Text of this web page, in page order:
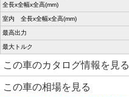
全長x全幅x全高(mm)
室内 全長x全幅x全高(mm)
最高出力
最大トルク
この車のカタログ情報を見る
この車の相場を見る